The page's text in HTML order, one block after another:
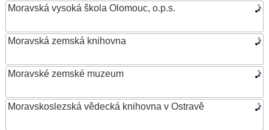
Moravská vysoká škola Olomouc, o.p.s.
Moravská zemská knihovna
Moravské zemské muzeum
Moravskoslezská vědecká knihovna v Ostravě